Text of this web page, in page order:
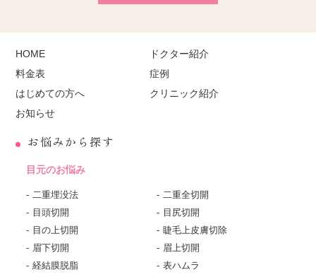
HOME
ドクター紹介
料金表
症例
はじめての方へ
クリニック紹介
お知らせ
お悩みから探す
目元のお悩み
二重埋没法
二重全切開
目頭切開
目尻切開
目の上切開
睫毛上皮膚切除
眉下切開
眉上切開
経結膜脱脂
表ハムラ